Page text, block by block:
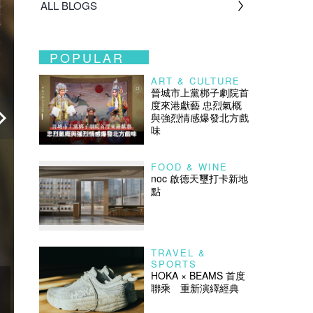
ALL BLOGS
POPULAR
ART & CULTURE
晉城市上黨梆子劇院首
度來港獻藝 忠烈氣概
與強烈情感爆發北方戲
味
FOOD & WINE
noc 啟德天璽打卡新地
點
TRAVEL &
SPORTS
HOKA × BEAMS 首度
聯乘 重新演繹經典